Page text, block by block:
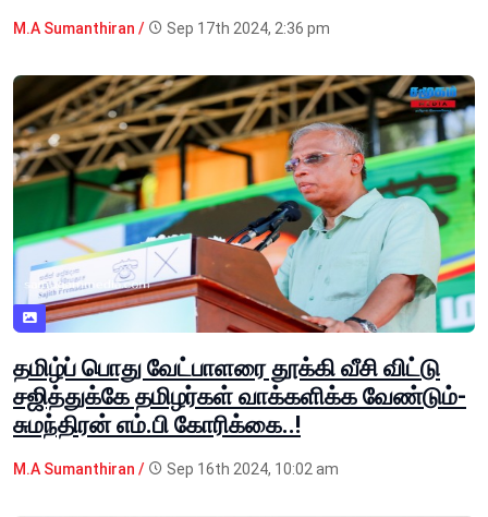
M.A Sumanthiran / Sep 17th 2024, 2:36 pm
தமிழ்ப் பொது வேட்பாளரை தூக்கி வீசி விட்டு
சஜித்துக்கே தமிழர்கள் வாக்களிக்க வேண்டும்-
சுமந்திரன் எம்.பி கோரிக்கை..!
M.A Sumanthiran / Sep 16th 2024, 10:02 am